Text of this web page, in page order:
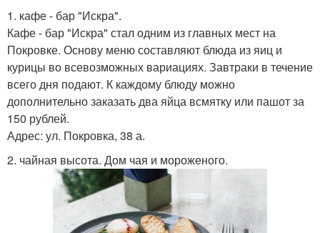
1. кафе - бар "Искра".
Кафе - бар "Искра" стал одним из главных мест на
Покровке. Основу меню составляют блюда из яиц и
курицы во всевозможных вариациях. Завтраки в течение
всего дня подают. К каждому блюду можно
дополнительно заказать два яйца всмятку или пашот за
150 рублей.
Адрес: ул. Покровка, 38 а.
2. чайная высота. Дом чая и мороженого.